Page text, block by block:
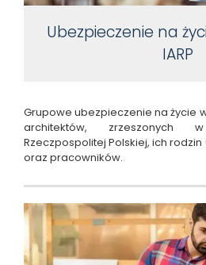
Ubezpieczenie na
IARP
Grupowe ubezpieczenie na życie
architektów, zrzeszonych
Rzeczpospolitej Polskiej, ich
oraz pracowników.